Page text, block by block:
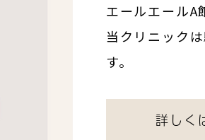
エールエールA
当クリニック
す。
詳しく